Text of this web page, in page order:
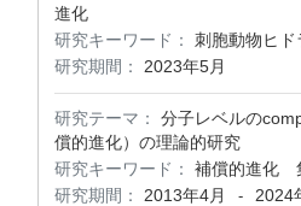
進化
研究キーワード：
刺胞動物ヒド
研究期間：
2023年5月
研究テーマ：
分子レベルの
償的進化）の理論的研究
研究キーワード：
補償的進化
研究期間：
2013年4月 - 2024